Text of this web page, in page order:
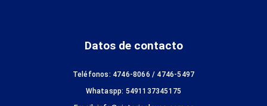
Datos de contacto
Teléfonos: 4746-8066 / 4746-5497
Whataspp: 5491137345175